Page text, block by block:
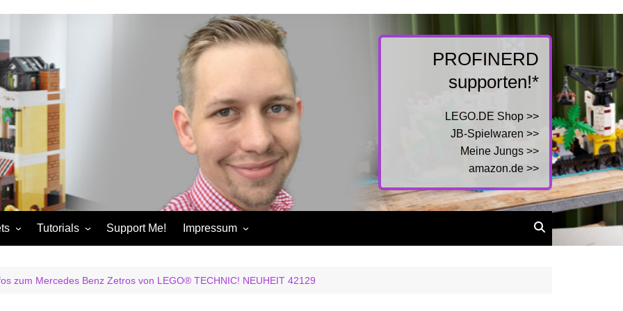
PROFINERD
supporten!*
LEGO.DE Shop >>
JB-Spielwaren >>
Meine Jungs >>
amazon.de >>
Tutorials
Pybricks Tutorials
Support Me! Impressum
AGB
zum Mercedes Benz Zetros von LEGO® TECHNIC! NEUHEIT 42129